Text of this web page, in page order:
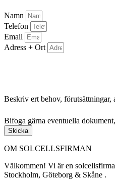
Namn
Telefon
Email
Adress + Ort
Beskriv ert behov, förutsättningar,
Bifoga gärna eventuella
Skicka
OM SOLCELLSFIRMAN
Välkommen! Vi är en
Stockholm, Göteborg & Skåne .